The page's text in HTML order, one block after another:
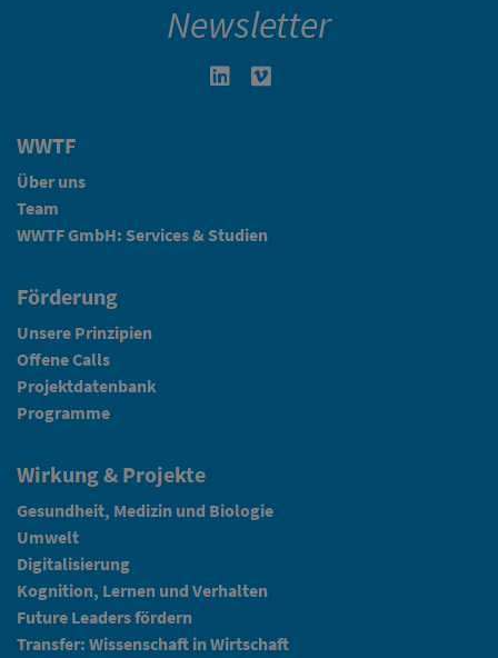
Newsletter
Linkedin in neuem Fenster öffnen
WWTF
Über uns
Team
WWTF GmbH: Services & Studien
Förderung
Unsere Prinzipien
Offene Calls
Projektdatenbank
Programme
Wirkung & Projekte
Gesundheit, Medizin und Biologie
Umwelt
Digitalisierung
Kognition, Lernen und Verhalten
Future Leaders fördern
Transfer: Wissenschaft in Wirtschaft